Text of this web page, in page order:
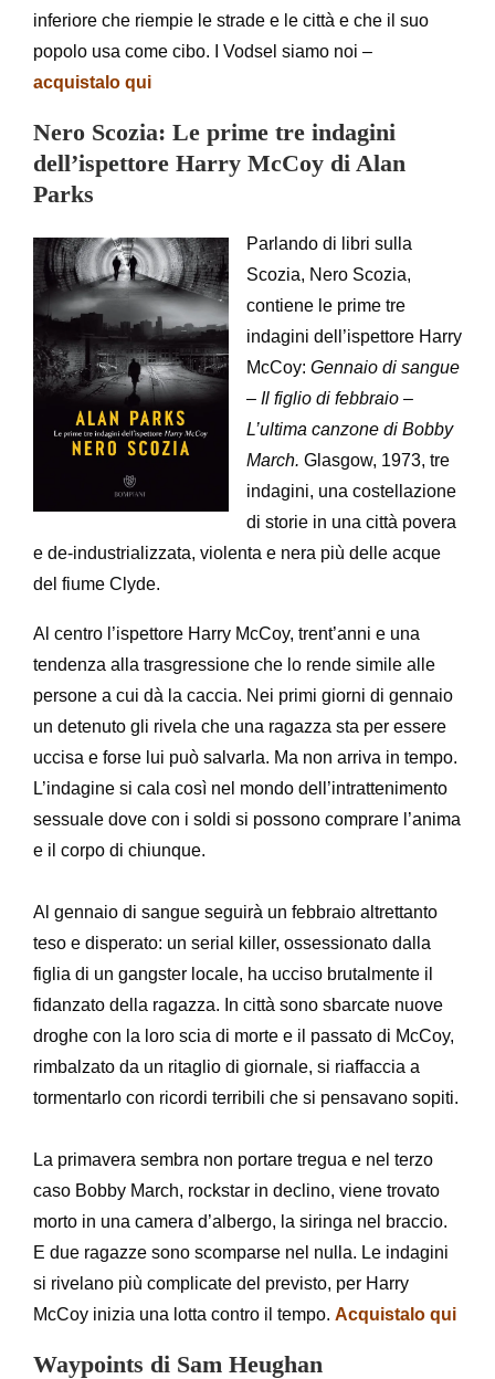
inferiore che riempie le strade e le città e che il suo
popolo usa come cibo. I Vodsel siamo noi –
acquistalo qui
Nero Scozia: Le prime tre indagini
dell’ispettore Harry McCoy di Alan
Parks
Parlando di libri sulla
Scozia, Nero Scozia,
contiene le prime tre
indagini dell’ispettore Harry
McCoy: Gennaio di sangue
– Il figlio di febbraio –
L’ultima canzone di Bobby
March. Glasgow, 1973, tre
indagini, una costellazione
di storie in una città povera
e de-industrializzata, violenta e nera più delle acque
del fiume Clyde.
Al centro l’ispettore Harry McCoy, trent’anni e una
tendenza alla trasgressione che lo rende simile alle
persone a cui dà la caccia. Nei primi giorni di gennaio
un detenuto gli rivela che una ragazza sta per essere
uccisa e forse lui può salvarla. Ma non arriva in tempo.
L’indagine si cala così nel mondo dell’intrattenimento
sessuale dove con i soldi si possono comprare l’anima
e il corpo di chiunque.
Al gennaio di sangue seguirà un febbraio altrettanto
teso e disperato: un serial killer, ossessionato dalla
figlia di un gangster locale, ha ucciso brutalmente il
fidanzato della ragazza. In città sono sbarcate nuove
droghe con la loro scia di morte e il passato di McCoy,
rimbalzato da un ritaglio di giornale, si riaffaccia a
tormentarlo con ricordi terribili che si pensavano sopiti.
La primavera sembra non portare tregua e nel terzo
caso Bobby March, rockstar in declino, viene trovato
morto in una camera d’albergo, la siringa nel braccio.
E due ragazze sono scomparse nel nulla. Le indagini
si rivelano più complicate del previsto, per Harry
McCoy inizia una lotta contro il tempo. Acquistalo qui
Waypoints di Sam Heughan